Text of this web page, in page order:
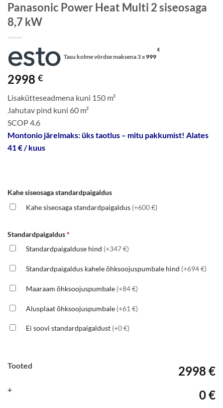
Panasonic Power Heat Multi 2 siseosaga
8,7 kW
Tasu kolme võrdse maksena 3 x999
€
2998 €
Lisakütteseadmena kuni 150 m²
Jahutav pind kuni 60 m²
SCOP 4.6
Montonio järelmaks: üks taotlus – mitu pakkumist! Alates
41 € / kuus
Kahe siseosaga standardpaigaldus
Kahe siseosaga standardpaigaldus (+600 €)
Standardpaigaldus*
Standardpaigalduse hind (+347 €)
Standardpaigaldus kahele õhksoojuspumbale hind (+694 €)
Maaraam õhksoojuspumbale (+84 €)
Alusplaat õhksoojuspumbale (+61 €)
Ei soovi standardpaigaldust (+0 €)
Tooted 2998 €
+ 0 €